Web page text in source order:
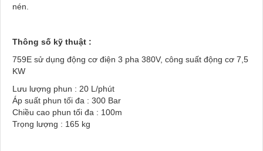
nén.
Thông số kỹ thuật :
759E sử dụng động cơ điện 3 pha 380V, công suất động cơ 7,5
KW
Lưu lượng phun : 20 L/phút
Áp suất phun tối đa : 300 Bar
Chiều cao phun tối đa : 100m
Trọng lượng : 165 kg